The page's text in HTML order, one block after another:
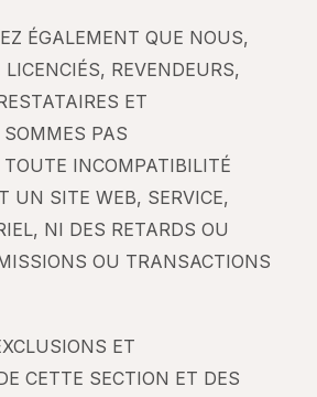
ÉGALEMENT QUE NOUS,
REVENDEURS,
ET
PAS
INCOMPATIBILITÉ
UN SITE WEB, SERVICE,
NI DES RETARDS OU
OU TRANSACTIONS
ET
CETTE SECTION ET DES